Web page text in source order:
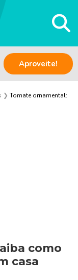
Aproveite!
❯ Tomate ornamental:
como
casa